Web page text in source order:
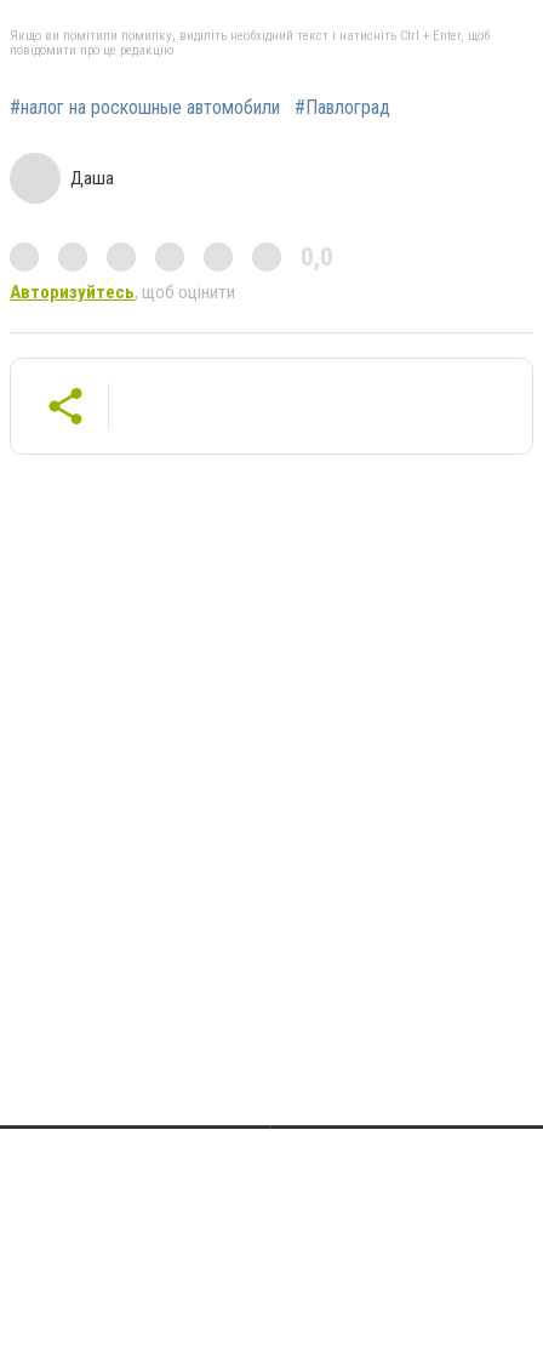
Якщо ви помітили помилку, виділіть необхідний текст і натисніть Ctrl + Enter, щоб
повідомити про це редакцію
#налог на роскошные автомобили #Павлоград
Даша
0,0
Авторизуйтесь, щоб оцінити